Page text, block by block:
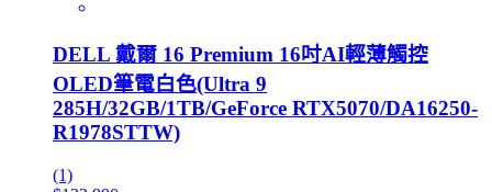
DELL 戴爾 16 Premium 16吋AI輕薄觸控
OLED筆電白色(Ultra 9
285H/32GB/1TB/GeForce RTX5070/DA16250-
R1978STTW)
(1)